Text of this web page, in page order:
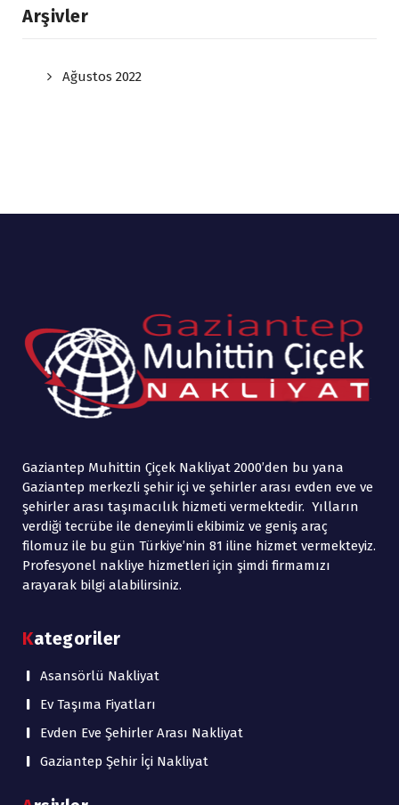
Arşivler
Ağustos 2022
Gaziantep Muhittin Çiçek Nakliyat 2000’den bu yana
Gaziantep merkezli şehir içi ve şehirler arası evden eve ve
şehirler arası taşımacılık hizmeti vermektedir. Yılların
verdiği tecrübe ile deneyimli ekibimiz ve geniş araç
filomuz ile bu gün Türkiye’nin 81 iline hizmet vermekteyiz.
Profesyonel nakliye hizmetleri için şimdi firmamızı
arayarak bilgi alabilirsiniz.
Kategoriler
Asansörlü Nakliyat
Ev Taşıma Fiyatları
Evden Eve Şehirler Arası Nakliyat
Gaziantep Şehir İçi Nakliyat